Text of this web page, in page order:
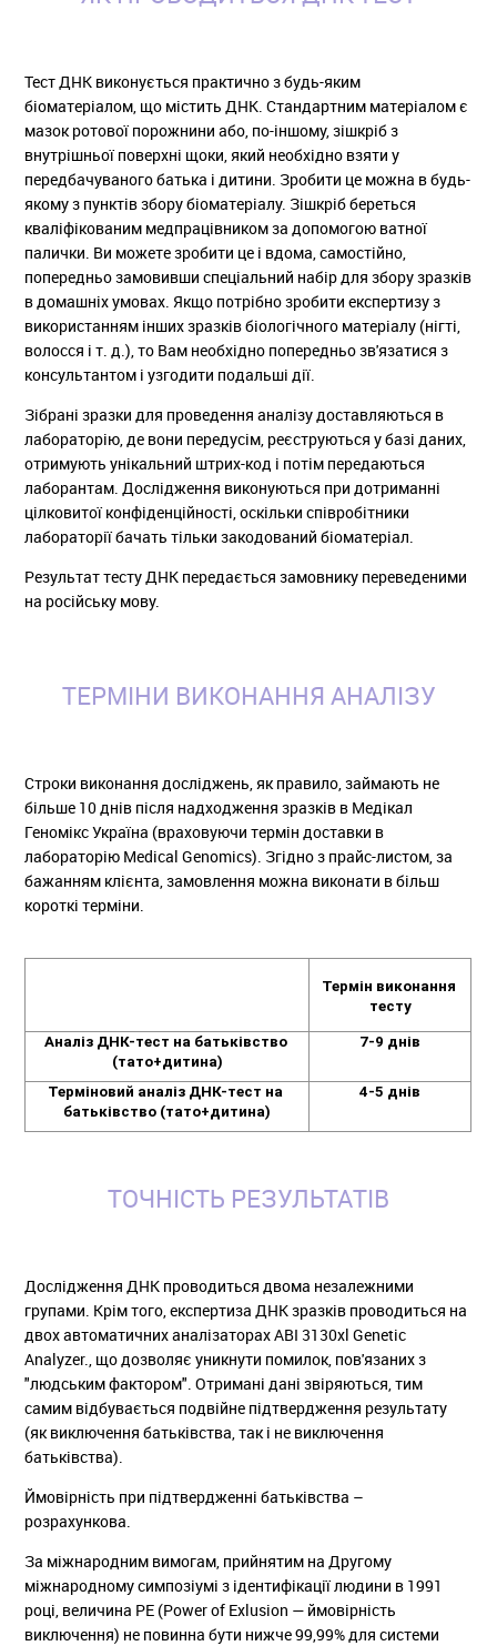
Тест ДНК виконується практично з будь-яким
біоматеріалом, що містить ДНК. Стандартним матеріалом є
мазок ротової порожнини або, по-іншому, зішкріб з
внутрішньої поверхні щоки, який необхідно взяти у
передбачуваного батька і дитини. Зробити це можна в будь-
якому з пунктів збору біоматеріалу. Зішкріб береться
кваліфікованим медпрацівником за допомогою ватної
палички. Ви можете зробити це і вдома, самостійно,
попередньо замовивши спеціальний набір для збору зразків
в домашніх умовах. Якщо потрібно зробити експертизу з
використанням інших зразків біологічного матеріалу (нігті,
волосся і т. д.), то Вам необхідно попередньо зв'язатися з
консультантом і узгодити подальші дії.
Зібрані зразки для проведення аналізу доставляються в
лабораторію, де вони передусім, реєструються у базі даних,
отримують унікальний штрих-код і потім передаються
лаборантам. Дослідження виконуються при дотриманні
цілковитої конфіденційності, оскільки співробітники
лабораторії бачать тільки закодований біоматеріал.
Результат тесту ДНК передається замовнику переведеними
на російську мову.
ТЕРМІНИ ВИКОНАННЯ АНАЛІЗУ
Строки виконання досліджень, як правило, займають не
більше 10 днів після надходження зразків в Медікал
Геномікс Україна (враховуючи термін доставки в
лабораторію Medical Genomics). Згідно з прайс-листом, за
бажанням клієнта, замовлення можна виконати в більш
короткі терміни.
Термін виконання
тесту
Аналіз ДНК-тест на батьківство
(тато+дитина)
7-9 днів
Терміновий аналіз ДНК-тест на
батьківство (тато+дитина)
4-5 днів
ТОЧНІСТЬ РЕЗУЛЬТАТІВ
Дослідження ДНК проводиться двома незалежними
групами. Крім того, експертиза ДНК зразків проводиться на
двох автоматичних аналізаторах ABI 3130xl Genetic
Analyzer., що дозволяє уникнути помилок, пов'язаних з
"людським фактором". Отримані дані звіряються, тим
самим відбувається подвійне підтвердження результату
(як виключення батьківства, так і не виключення
батьківства).
Ймовірність при підтвердженні батьківства –
розрахункова.
За міжнародним вимогам, прийнятим на Другому
міжнародному симпозіумі з ідентифікації людини в 1991
році, величина РЕ (Power of Exlusion — ймовірність
виключення) не повинна бути нижче 99,99% для системи